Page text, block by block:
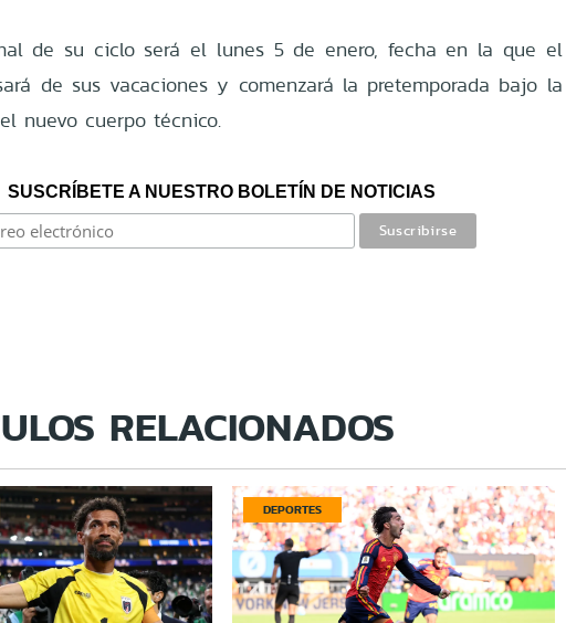
de su ciclo será el lunes 5 de enero, fecha en la que el
de sus vacaciones y comenzará la pretemporada bajo la
nuevo cuerpo técnico.
SUSCRÍBETE A NUESTRO BOLETÍN DE NOTICIAS
RELACIONADOS
DEPORTES